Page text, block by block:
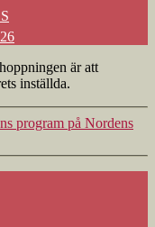
är att
inställda.
program på Nordens